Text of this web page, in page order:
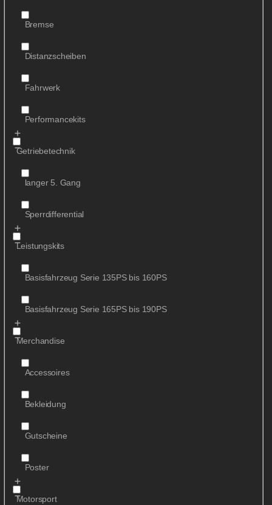
Bremse
Distanzscheiben
Fahrwerk
Performancekits
Getriebetechnik
langer 5. Gang
Sperrdifferential
Leistungskits
Basisfahrzeug Serie 135PS bis 160PS
Basisfahrzeug Serie 165PS bis 190PS
Merchandise
Accessoires
Bekleidung
Gutscheine
Poster
Motorsport